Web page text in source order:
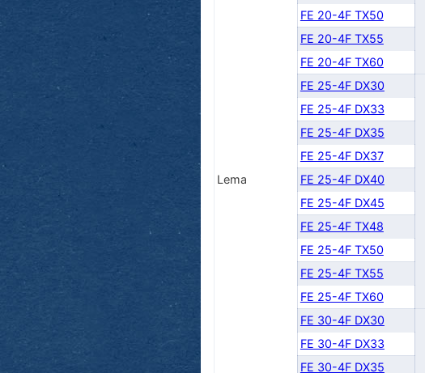
Lema
FE 20-4F TX50
FE 20-4F TX55
FE 20-4F TX60
FE 25-4F DX30
FE 25-4F DX33
FE 25-4F DX35
FE 25-4F DX37
FE 25-4F DX40
FE 25-4F DX45
FE 25-4F TX48
FE 25-4F TX50
FE 25-4F TX55
FE 25-4F TX60
FE 30-4F DX30
FE 30-4F DX33
FE 30-4F DX35